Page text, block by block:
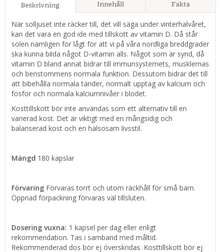
Beskrivning Innehåll Fakta
När solljuset inte räcker till, det vill säga under vinterhalvåret,
kan det vara en god ide med tillskott av vitamin D. Då står
solen nämligen för lågt för att vi på våra nordliga breddgrader
ska kunna bilda något D-vitamin alls. Något som är synd, då
vitamin D bland annat bidrar till immunsystemets, musklernas
och benstommens normala funktion. Dessutom bidrar det till
att bibehålla normala tänder, normalt upptag av kalcium och
fosfor och normala kalciumnivåer i blodet.
Kosttillskott bör inte användas som ett alternativ till en
varierad kost. Det är viktigt med en mångsidig och
balanserad kost och en hälsosam livsstil.
Mängd 180 kapslar
Förvaring Förvaras torrt och utom räckhåll för små barn.
Öppnad förpackning förvaras väl tillsluten.
Dosering vuxna: 1 kapsel per dag eller enligt
rekommendation. Tas i samband med måltid.
Rekommenderad dos bör ej överskridas. Kosttillskott bör ej